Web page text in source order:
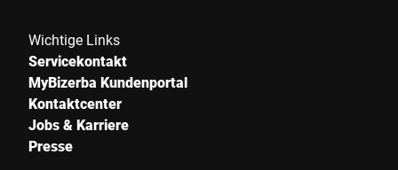
Wichtige Links
Servicekontakt
MyBizerba Kundenportal
Kontaktcenter
Jobs & Karriere
Presse